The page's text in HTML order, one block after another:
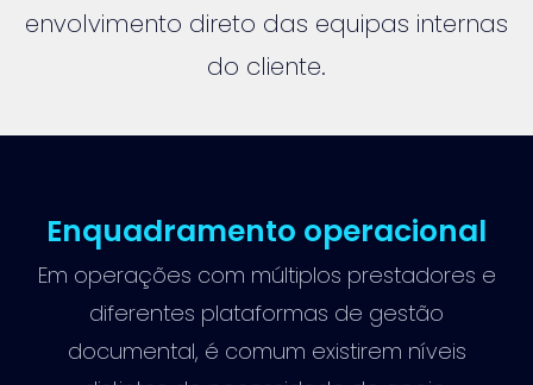
envolvimento direto das equipas internas
do cliente.
Enquadramento operacional
Em operações com múltiplos prestadores e
diferentes plataformas de gestão
documental, é comum existirem níveis